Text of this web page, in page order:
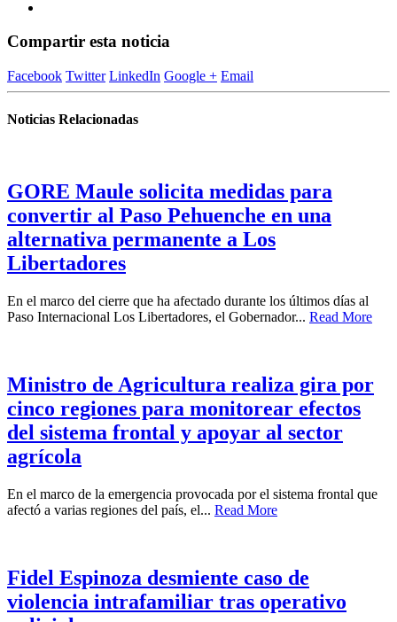
Compartir esta noticia
Facebook Twitter LinkedIn Google + Email
Noticias Relacionadas
GORE Maule solicita medidas para
convertir al Paso Pehuenche en una
alternativa permanente a Los
Libertadores
En el marco del cierre que ha afectado durante los últimos días al
Paso Internacional Los Libertadores, el Gobernador... Read More
Ministro de Agricultura realiza gira por
cinco regiones para monitorear efectos
del sistema frontal y apoyar al sector
agrícola
En el marco de la emergencia provocada por el sistema frontal que
afectó a varias regiones del país, el... Read More
Fidel Espinoza desmiente caso de
violencia intrafamiliar tras operativo